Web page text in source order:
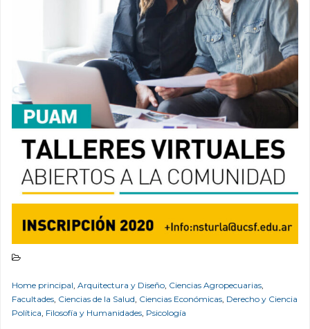
Home principal, Arquitectura y Diseño, Ciencias Agropecuarias,
Facultades, Ciencias de la Salud, Ciencias Económicas, Derecho y Ciencia
Política, Filosofía y Humanidades, Psicología